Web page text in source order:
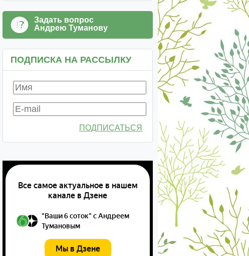
Задать вопрос
Андрею Туманову
ПОДПИСКА НА РАССЫЛКУ
ПОДПИСАТЬСЯ